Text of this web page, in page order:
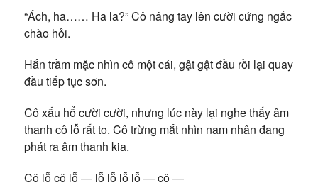
“Ách, ha…… Ha la?” Cô nâng tay lên cười cứng ngắc
chào hỏi.
Hắn trầm mặc nhìn cô một cái, gật gật đầu rồi lại quay
đầu tiếp tục sơn.
Cô xấu hổ cười cười, nhưng lúc này lại nghe thấy âm
thanh cô lỗ rất to. Cô trừng mắt nhìn nam nhân đang
phát ra âm thanh kia.
Cô lỗ cô lỗ — lỗ lỗ lỗ lỗ — cô —